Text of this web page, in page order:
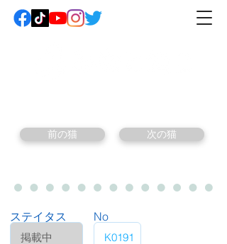
前の猫 次の猫
ステイタス No